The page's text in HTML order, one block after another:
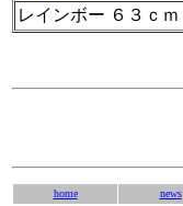
レインボー ６３ｃｍ
home news